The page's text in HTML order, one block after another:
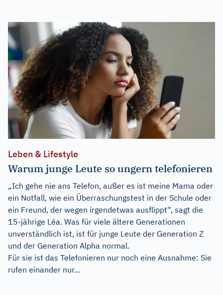
Leben & Lifestyle
Warum junge Leute so ungern telefonieren
„Ich gehe nie ans Telefon, außer es ist meine Mama oder
ein Notfall, wie ein Überraschungstest in der Schule oder
ein Freund, der wegen irgendetwas ausflippt“, sagt die
15-jährige Léa. Was für viele ältere Generationen
unverständlich ist, ist für junge Leute der Generation Z
und der Generation Alpha normal.
Für sie ist das Telefonieren nur noch eine Ausnahme: Sie
rufen einander nur...